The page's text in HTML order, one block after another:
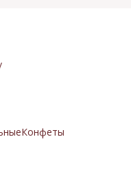
Конфеты